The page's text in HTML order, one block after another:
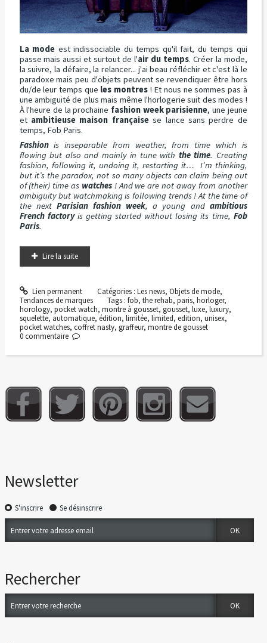
La mode est indissociable du temps qu'il fait, du temps qui
passe mais aussi et surtout de l'air du temps. Créer la mode,
la suivre, la défaire, la relancer... j'ai beau réfléchir et c'est là le
paradoxe mais peu d'objets peuvent se revendiquer être hors
du/de leur temps que les montres! Et nous ne sommes pas à
une ambiguité de plus mais même l'horlogerie suit des modes !
À l'heure de la prochaine fashion week parisienne, une jeune
et ambitieuse maison françaisese lance sans perdre de
temps, Fob Paris.
Fashionis inseparable from weather, from time which is
flowing but also and mainly in tune with the time. Creating
fashion, following it, undoing it, restarting it… I’m thinking,
but it’s the paradox, not so many objects can claim being out
of (their) time as watches! And we are not away from another
ambiguity but watchmaking is following trends ! At the time of
the next Parisian fashion week, a young and ambitious
French factoryis getting started without losing its time, Fob
Paris.
Lire la suite
Lien permanent Catégories : Les news, Objets de mode,
Tendances de marques
Tags :fob,the rehab,paris,horloger,
horology, pocket watch, montre à gousset, gousset, luxe, luxury,
squelette, automatique, édition, limitée, limited, edition, unisex,
pocket watches, coffret nasty, graffeur, montre de gousset
0 commentaire
Newsletter
S'inscrire Se désinscrire
Rechercher